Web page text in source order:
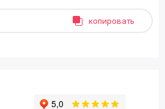
копировать